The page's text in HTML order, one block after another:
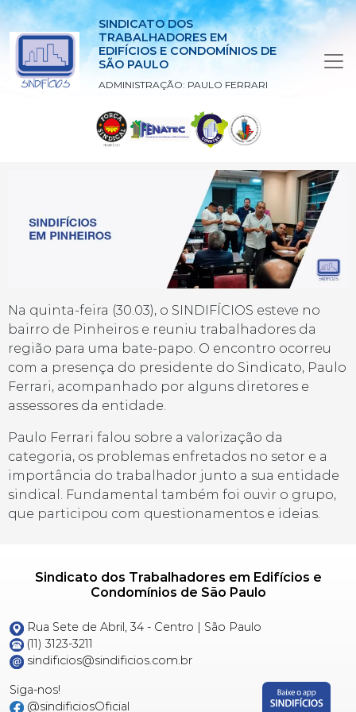
SINDICATO DOS
TRABALHADORES EM
EDIFÍCIOS E CONDOMÍNIOS DE
SÃO PAULO
ADMINISTRAÇÃO: PAULO FERRARI
Na quinta-feira (30.03), o SINDIFÍCIOS esteve no
bairro de Pinheiros e reuniu trabalhadores da
região para uma bate-papo. O encontro ocorreu
com a presença do presidente do Sindicato, Paulo
Ferrari, acompanhado por alguns diretores e
assessores da entidade.
Paulo Ferrari falou sobre a valorização da
categoria, os problemas enfretados no setor e a
importância do trabalhador junto a sua entidade
sindical. Fundamental também foi ouvir o grupo,
que participou com questionamentos e ideias.
Sindicato dos Trabalhadores em Edifícios e
Condomínios de São Paulo
Rua Sete de Abril, 34 - Centro | São Paulo
(11) 3123-3211
sindificios@sindificios.com.br
Siga-nos!
@sindificiosOficial